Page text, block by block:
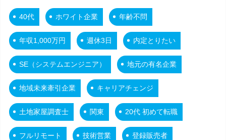
40代 ホワイト企業 年齢不問
年収1,000万円 週休3日 内定とりたい
SE（システムエンジニア） 地元の有名企業
地域未来牽引企業 キャリアチェンジ
土地家屋調査士 関東 20代 初めて転職
フルリモート 技術営業 登録販売者